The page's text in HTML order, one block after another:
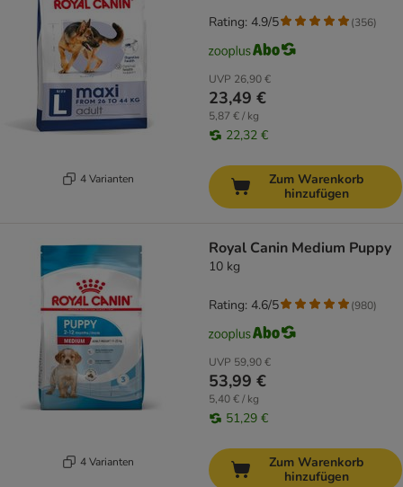
4 Varianten
UVP 26,90 €
23,49 €
5,87 € / kg
22,32 €
Rating: 4.9/5 (356)
Zum Warenkorb
hinzufügen
4 Varianten
Royal Canin Medium Puppy
10 kg
UVP 59,90 €
53,99 €
5,40 € / kg
51,29 €
Rating: 4.6/5 (980)
Zum Warenkorb
hinzufügen